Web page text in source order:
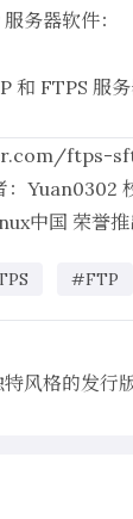
务器软件：
和 FTPS 服
ftps-
Yuan0302
中国 荣誉推
#FTP
风格的发行